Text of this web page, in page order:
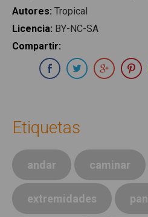
Autores: Tropical
Licencia: BY-NC-SA
Compartir:
Compartir enCompartir en
Etiquetas
andar caminar
extremidades